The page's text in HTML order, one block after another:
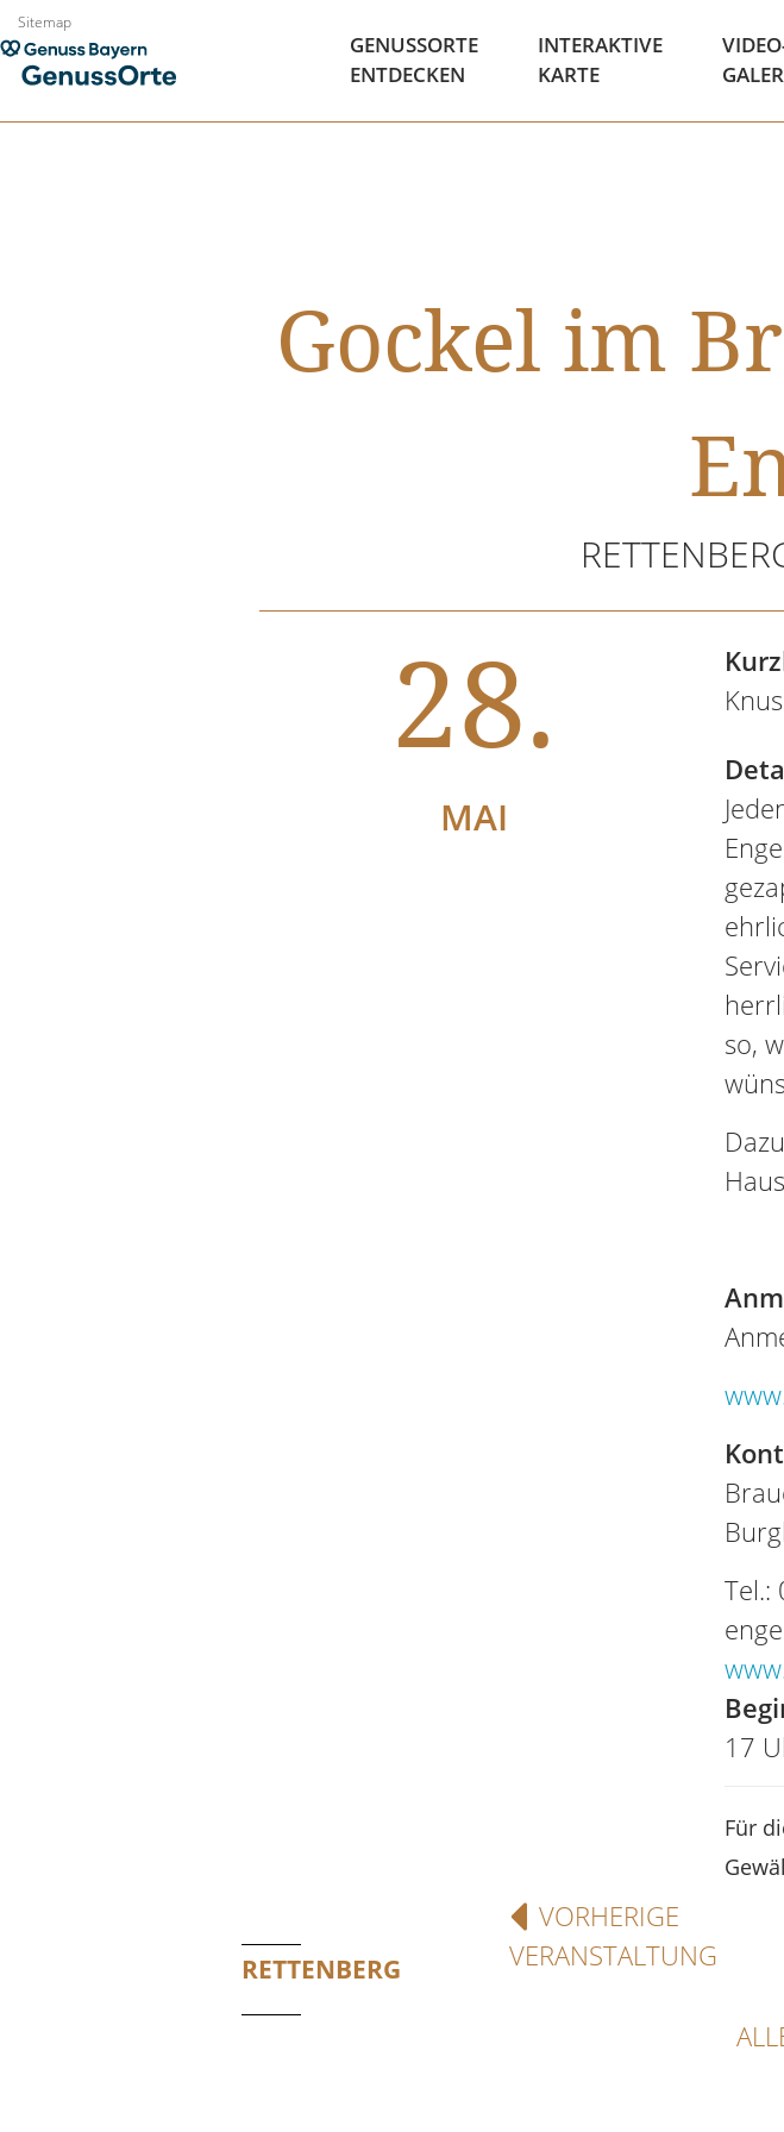
Zum
Inhalt
springen
Sitemap
GENUSSORTE
ENTDECKEN
INTERAKTIVE
KARTE
Gockel im
28.
MAI
so,
Tel.:
17
Für
RETTENBERG
VORHERIGE
VERANSTALTUNG